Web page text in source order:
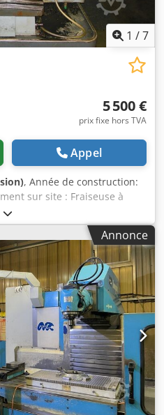
1 /7
5 500 €
prix fixe hors TVA
Appel
, Année de construction:
sur site : Fraiseuse à
1300 R Année 2010 Siemens
Adtof Table 1500 x 400
500/570 mm SK 40 Serrage
d'entraînement 12/9
000 tr/min Volant
Divers porte-outils Poids 4 t
départ site
Annonce